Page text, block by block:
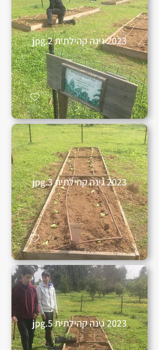
2023 גינה קהילתית 2.jpg
2023 גינה קהילתית 3.jpg
2023 גינה קהילתית 5.jpg